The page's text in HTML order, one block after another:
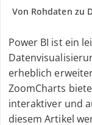
Von Rohdaten zu
Power BI ist ein
erheblich
ZoomCharts
interaktiver und
diesem Artikel